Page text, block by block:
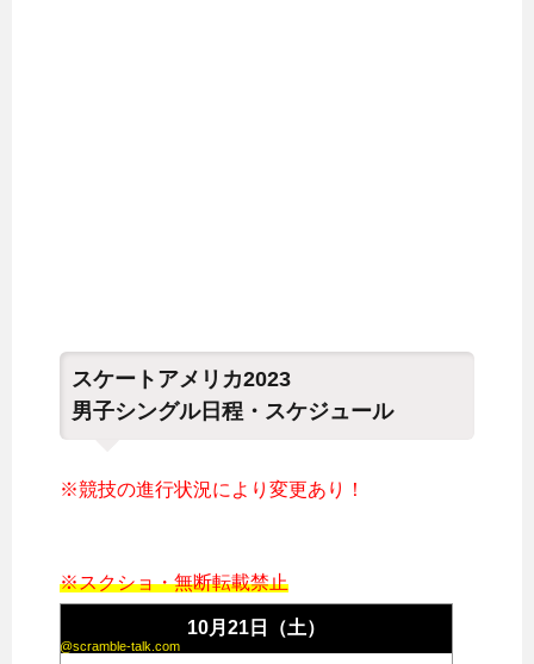
スケートアメリカ2023
男子シングル日程・スケジュール
※競技の進行状況により変更あり！
※スクショ・無断転載禁止
@scramble-talk.com
10月21日（土）